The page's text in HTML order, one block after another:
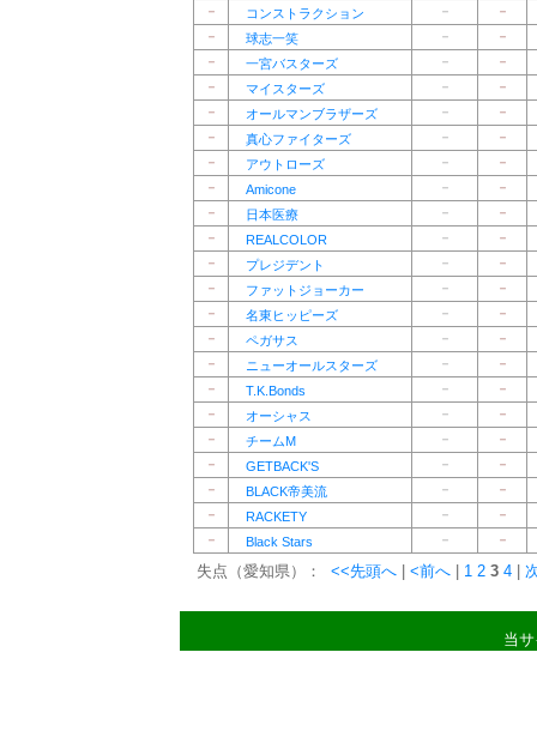
－
コンストラクション －
－
－
球志一笑 －
－
－
一宮バスターズ －
－
－
マイスターズ －
－
－
オールマンブラザーズ －
－
－
真心ファイターズ －
－
－
アウトローズ －
－
－
Amicone －
－
－
日本医療 －
－
－
REALCOLOR －
－
－
プレジデント －
－
－
ファットジョーカー －
－
－
名東ヒッピーズ －
－
－
ペガサス －
－
－
ニューオールスターズ －
－
－
T.K.Bonds －
－
－
オーシャス －
－
－
チームM －
－
－
GETBACK'S －
－
－
BLACK帝美流 －
－
－
RACKETY －
－
－
Black Stars － －
失点（愛知県）： <<先頭へ <前へ 1 2 3 4
当